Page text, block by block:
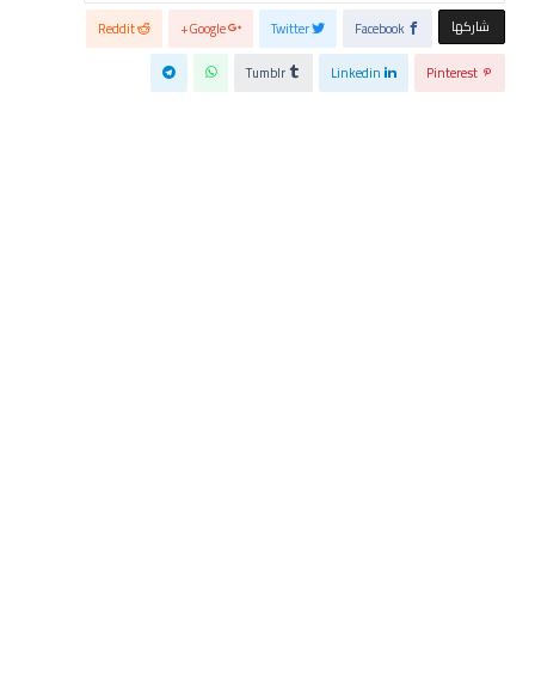
‫‫ شاركها‬
Facebook
Twitter
Google+
Reddit
Pinterest
Linkedin
Tumblr